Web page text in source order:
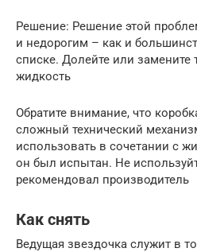
Решение: Решение этой
и недорогим – как и
списке. Долейте или
жидкость
Обратите внимание, что
сложный технический
использовать в сочетании с
он был испытан. Не
рекомендовал производитель
Как снять
Ведущая звездочка служит в